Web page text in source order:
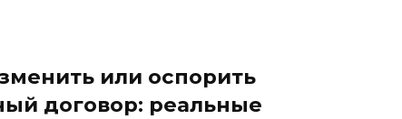
или оспорить
договор: реальные